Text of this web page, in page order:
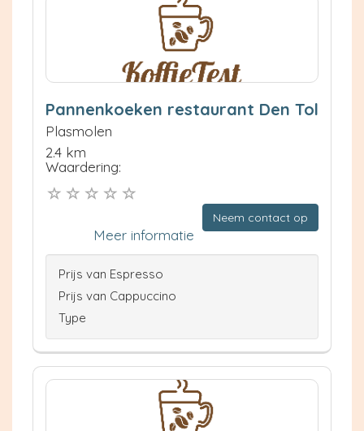
Pannenkoeken restaurant Den Tol
Plasmolen
2.4 km
Waardering:
Neem contact op
Meer informatie
Prijs van Espresso
Prijs van Cappuccino
Type